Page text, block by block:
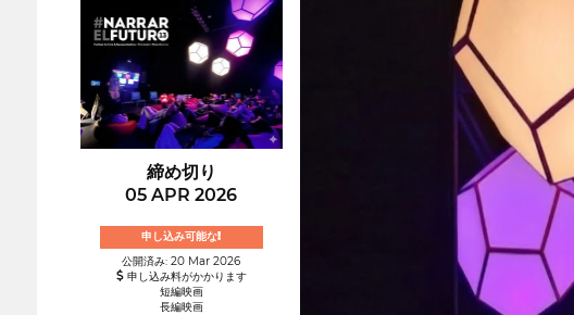
締め切り
05 APR 2026
申し込み可能な!
公開済み: 20 Mar 2026
申し込み料がかかります
短編映画
長編映画